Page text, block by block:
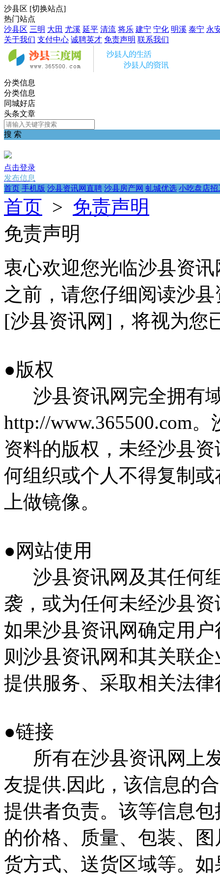
沙县区 [切换站点]
热门站点
沙县区 三明 大田 尤溪 延平 清流 将乐 建宁 宁化 明溪 泰宁 永
关于我们 支付中心 诚聘英才 免责声明 联系我们
分类信息
分类信息
同城好店
头条文章
搜 索
点击登录
发布信息
首页 手机版 沙县资讯网直聘 沙县房产网 虬城优选 小吃盘店招
首页 > 免责声明
免责声明
衷心欢迎您光临沙县资
之前，请您仔细阅读沙
[沙县资讯网]，将视为您
●版权
沙县资讯网完全拥有
http://www.365500.com
资料的版权，未经沙县
何组织或个人不得复制
上做镜像。
●网站使用
沙县资讯网及其任何
袭，或为任何未经沙县
如果沙县资讯网确定用
则沙县资讯网和其关联
提供服务、采取相关法
●链接
所有在沙县资讯网上
友提供.因此，该信息的
提供者负责。该等信息
的价格、质量、包装、
货方式、送货区域等。